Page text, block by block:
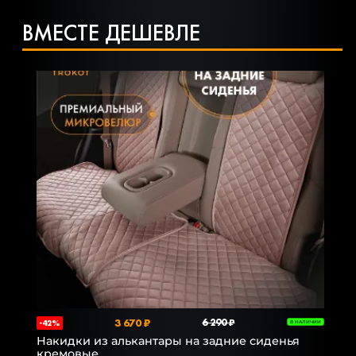
ВМЕСТЕ ДЕШЕВЛЕ
-42% 3 670 ₽ 6 290 ₽ В НАЛИЧИИ
Накидки из алькантары на задние сиденья